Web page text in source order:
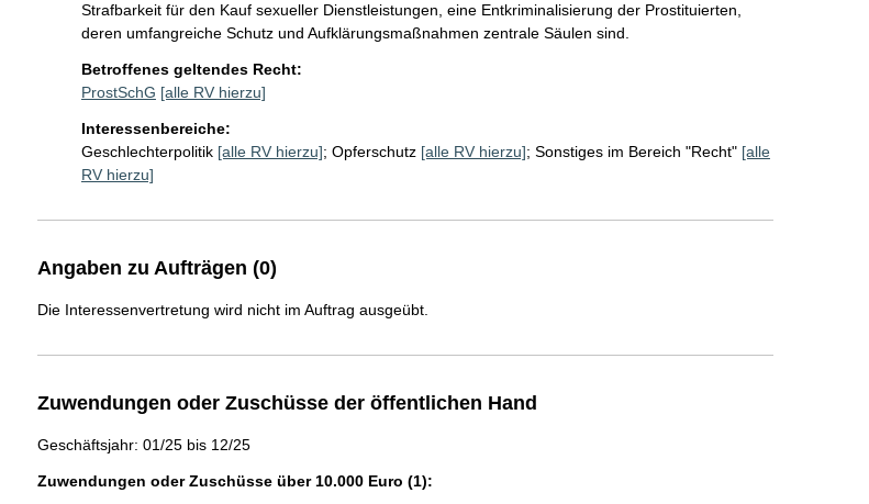
Strafbarkeit für den Kauf sexueller Dienstleistungen, eine Entkriminalisierung der Prostituierten,
deren umfangreiche Schutz und Aufklärungsmaßnahmen zentrale Säulen sind.
Betroffenes geltendes Recht:
ProstSchG [alle RV hierzu]
Interessenbereiche:
Geschlechterpolitik [alle RV hierzu]; Opferschutz [alle RV hierzu]; Sonstiges im Bereich "Recht" [alle
RV hierzu]
Angaben zu Aufträgen (0)
Die Interessenvertretung wird nicht im Auftrag ausgeübt.
Zuwendungen oder Zuschüsse der öffentlichen Hand
Geschäftsjahr: 01/25 bis 12/25
Zuwendungen oder Zuschüsse über 10.000 Euro (1):